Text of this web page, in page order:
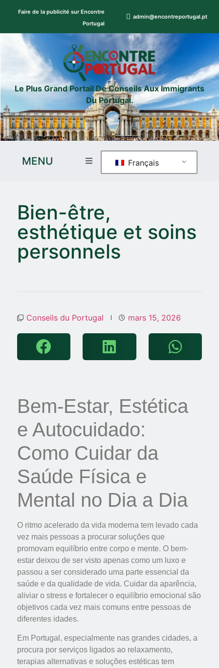
Faire de la publicité sur Encontre
Portugal
admin@encontreportugal.pt
Le Plus Grand Portail De Conseils Aux Immigrants
Du Portugal.
MENU Français
Bien-être,
esthétique et soins
personnels
Conseils du Portugal mars 15, 2026
Bem-Estar, Estética
e Autocuidado:
Como Cuidar da
Saúde Física e
Mental no Dia a Dia
O ritmo acelerado da vida moderna tem levado cada
vez mais pessoas a procurar soluções que
promovam equilíbrio entre corpo e mente. O bem-
estar deixou de ser visto apenas como um luxo e
passou a ser considerado uma parte essencial da
saúde e da qualidade de vida. Cuidar da aparência,
aliviar o stress e fortalecer o equilíbrio emocional são
objetivos cada vez mais comuns entre pessoas de
diferentes idades.
Em Portugal, especialmente nas grandes cidades, a
procura por serviços ligados ao relaxamento,
terapias alternativas e soluções estéticas tem